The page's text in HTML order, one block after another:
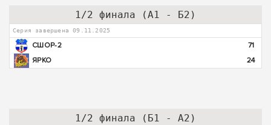
1/2 финала (А1 - Б2)
Серия завершена 09.11.2025
СШОР-2
71
ЯРКО
24
1/2 финала (Б1 - А2)